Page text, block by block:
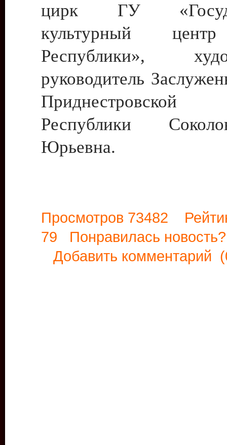
цирк ГУ
культурный
Республики»,
руководитель
Приднестровской
Республики
Юрьевна.
Просмотров 73482
79 Понравилась
Добавить комментарий